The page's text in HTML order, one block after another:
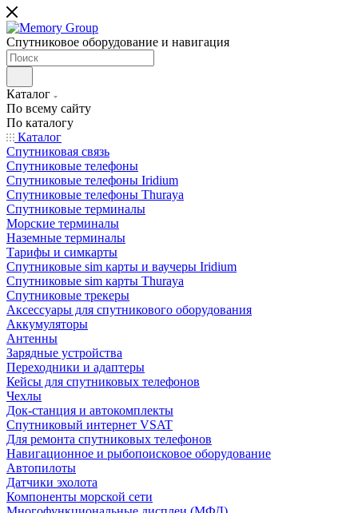
Спутниковое оборудование и навигация
Каталог
По всему сайту
По каталогу
Каталог
Спутниковая связь
Спутниковые телефоны
Спутниковые телефоны Iridium
Спутниковые телефоны Thuraya
Спутниковые терминалы
Морские терминалы
Наземные терминалы
Тарифы и симкарты
Спутниковые sim карты и ваучеры Iridium
Спутниковые sim карты Thuraya
Спутниковые трекеры
Аксессуары для спутникового оборудования
Аккумуляторы
Антенны
Зарядные устройства
Переходники и адаптеры
Кейсы для спутниковых телефонов
Чехлы
Док-станция и автокомплекты
Спутниковый интернет VSAT
Для ремонта спутниковых телефонов
Навигационное и рыбопоисковое оборудование
Автопилоты
Датчики эхолота
Компоненты морской сети